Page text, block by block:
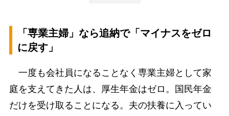
「専業主婦」なら追納で「マイナスをゼロ
に戻す」
一度も会社員になることなく専業主婦として家
庭を支えてきた人は、厚生年金はゼロ。国民年金
だけを受け取ることになる。夫の扶養に入ってい